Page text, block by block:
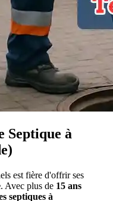
Septique à
est fière d'offrir ses
. Avec plus de 15 ans
septiques à